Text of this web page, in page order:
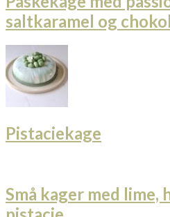
saltkaramel og
Pistaciekage
Små kager med lime,